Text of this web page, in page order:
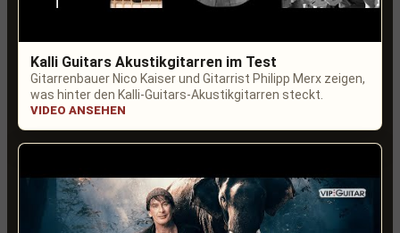
Kalli Guitars Akustikgitarren im Test
Gitarrenbauer Nico Kaiser und Gitarrist Philipp Merx zeigen,
was hinter den Kalli-Guitars-Akustikgitarren steckt.
VIDEO ANSEHEN